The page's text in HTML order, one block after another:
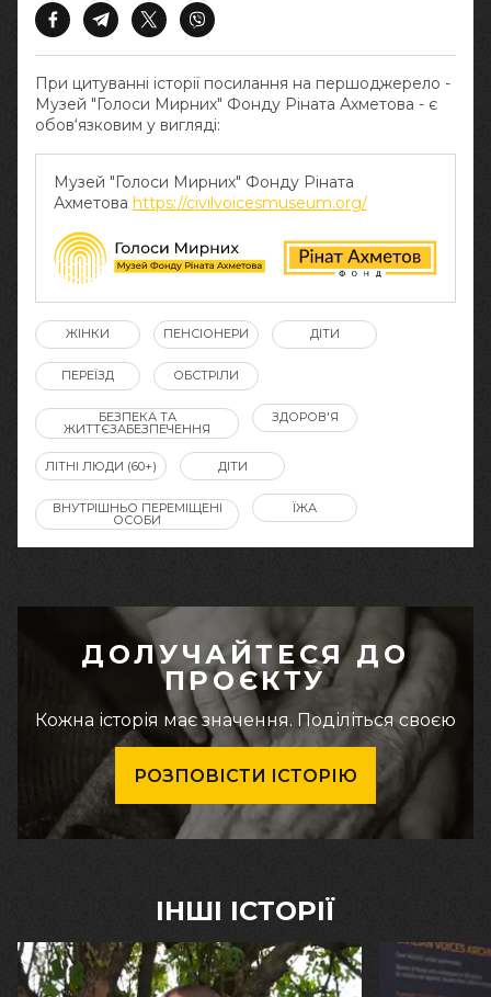
При цитуванні історії посилання на першоджерело -
Музей "Голоси Мирних" Фонду Ріната Ахметова - є
обов‘язковим у вигляді:
Музей "Голоси Мирних" Фонду Ріната
Ахметова https://civilvoicesmuseum.org/
ЖІНКИ ПЕНСІОНЕРИ ДІТИ
ПЕРЕЇЗД ОБСТРІЛИ
БЕЗПЕКА ТА
ЖИТТЄЗАБЕЗПЕЧЕННЯ
ЗДОРОВ'Я
ЛІТНІ ЛЮДИ (60+) ДІТИ
ВНУТРІШНЬО ПЕРЕМІЩЕНІ
ОСОБИ
ЇЖА
ДОЛУЧАЙТЕСЯ ДО
ПРОЄКТУ
Кожна історія має значення. Поділіться своєю
РОЗПОВІСТИ ІСТОРІЮ
ІНШІ ІСТОРІЇ